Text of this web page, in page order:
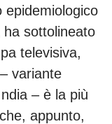
epidemiologico
sottolineato
televisiva,
variante
– è la più
appunto,